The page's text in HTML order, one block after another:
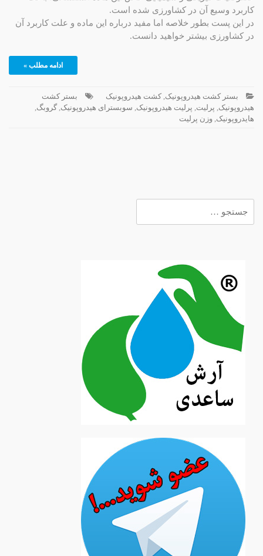
کاربرد وسیع آن در کشاورزی شده است.
در این پست بطور خلاصه اما مفید درباره این ماده و علت کاربرد آن
در کشاورزی بیشتر خواهید دانست.
ادامه مطلب »
بستر کشت هیدروپونیک کشت هیدروپونیک
بستر کشت
هیدروپونیک پرلیت پرلیت هیدروپونیک سوبسترای هیدروپونیک گروبگ
هایدروپونیک وزن پرلیت
برای: